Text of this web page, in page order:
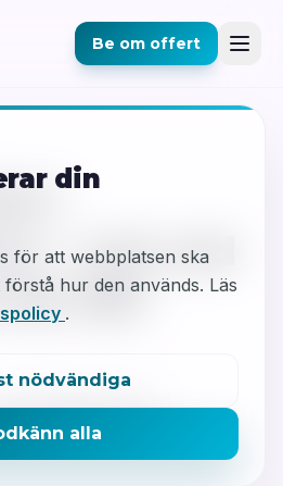
Be om offert
i
– och vad
det till?
din
för att webbplatsen ska
hur den används. Läs
.
nödvändiga
alla